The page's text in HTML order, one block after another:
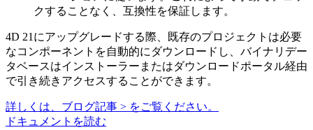
クすることなく、互換性を保証します。
4D 21にアップグレードする際、既存のプロジェクトは必要
なコンポーネントを自動的にダウンロードし、バイナリデー
タベースはインストーラーまたはダウンロードポータル経由
で引き続きアクセスすることができます。
詳しくは、ブログ記事 > をご覧ください。
ドキュメントを読む